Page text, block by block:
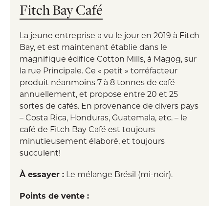
Fitch Bay Café
La jeune entreprise a vu le jour en 2019 à Fitch
Bay, et est maintenant établie dans le
magnifique édifice Cotton Mills, à Magog, sur
la rue Principale. Ce « petit » torréfacteur
produit néanmoins 7 à 8 tonnes de café
annuellement, et propose entre 20 et 25
sortes de cafés. En provenance de divers pays
– Costa Rica, Honduras, Guatemala, etc. – le
café de Fitch Bay Café est toujours
minutieusement élaboré, et toujours
succulent!
À essayer : Le mélange Brésil (mi-noir).
Points de vente :